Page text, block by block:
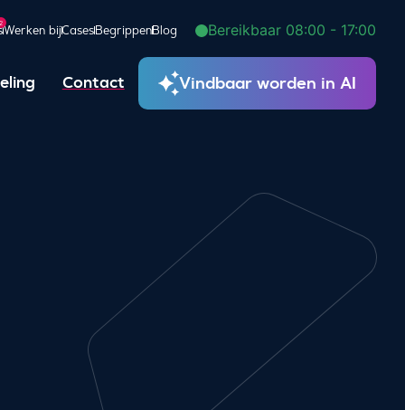
Werken bijCasesBegrippenBlog Bereikbaar 08:00 - 17:00
Contact Vindbaar worden in AI